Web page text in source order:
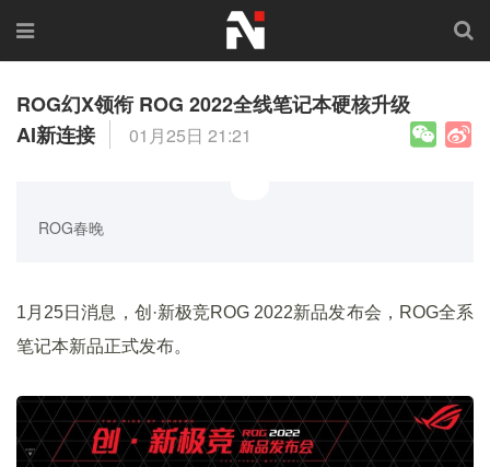
ROG幻X领衔 ROG 2022全线笔记本硬核升级
AI新连接
01月25日 21:21
ROG春晚
1月25日消息，创·新极竞ROG 2022新品发布会，ROG全系
笔记本新品正式发布。